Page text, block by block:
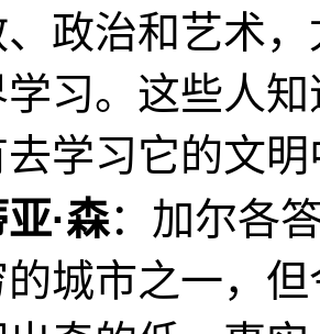
、政治和艺术
学习。这些人
学习它的文
·森：加尔各
的城市之一，